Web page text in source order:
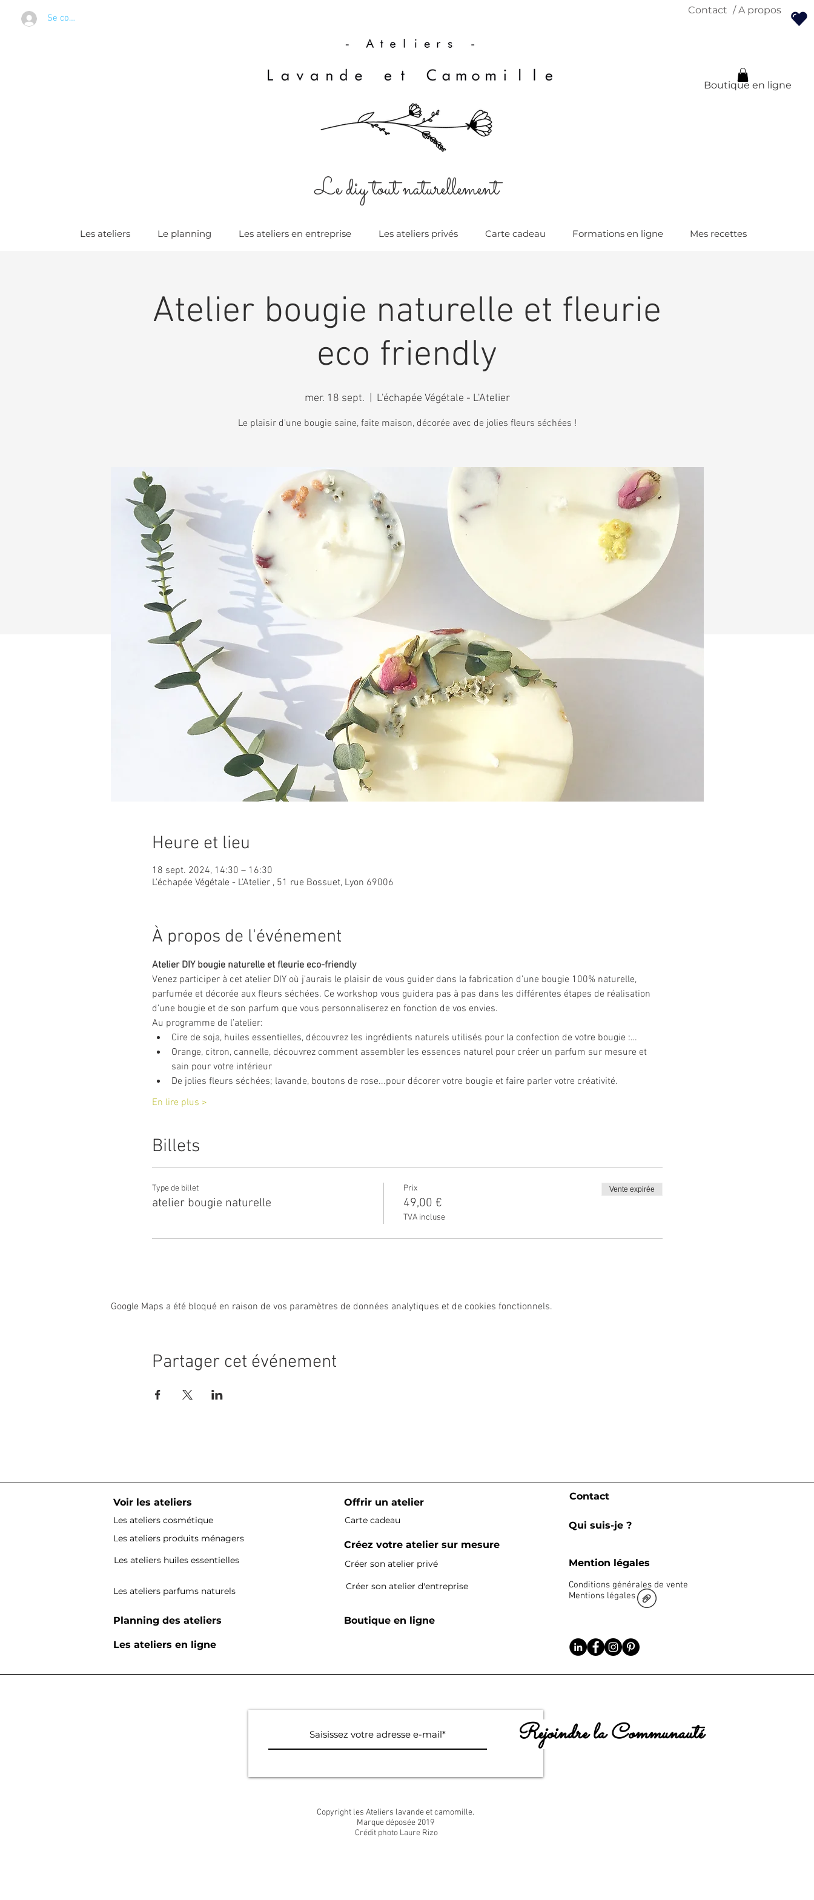
Se connecter
Contact / A propos
Boutique en ligne
Le diy tout naturellement
Les ateliers Le planning Les ateliers en entreprise Les ateliers privés Carte cadeau Formations en ligne Mes recettes
Atelier bougie naturelle et fleurie
eco friendly
mer. 18 sept. L'échapée Végétale - L'Atelier
Le plaisir d'une bougie saine, faite maison, décorée avec de jolies fleurs séchées !
Heure et lieu
18 sept. 2024, 14:30 – 16:30
L'échapée Végétale - L'Atelier , 51 rue Bossuet, Lyon 69006
À propos de l'événement
Atelier DIY bougie naturelle et fleurie eco-friendly
Venez participer à cet atelier DIY où j'aurais le plaisir de vous guider dans la fabrication d’une bougie 100% naturelle,
parfumée et décorée aux fleurs séchées. Ce workshop vous guidera pas à pas dans les différentes étapes de réalisation
d’une bougie et de son parfum que vous personnaliserez en fonction de vos envies.
Au programme de l’atelier:
Cire de soja, huiles essentielles, découvrez les ingrédients naturels utilisés pour la confection de votre bougie :…
Orange, citron, cannelle, découvrez comment assembler les essences naturel pour créer un parfum sur mesure et
sain pour votre intérieur
De jolies fleurs séchées; lavande, boutons de rose...pour décorer votre bougie et faire parler votre créativité.
En lire plus >
Billets
Type de billet
atelier bougie naturelle
Prix
49,00 €
TVA incluse
Vente expirée
Google Maps a été bloqué en raison de vos paramètres de données analytiques et de cookies fonctionnels.
Partager cet événement
Voir les ateliers
Les ateliers cosmétique
Les ateliers produits ménagers
Les ateliers huiles essentielles
Les ateliers parfums naturels
Planning des ateliers
Offrir un atelier
Carte cadeau
Créez votre atelier sur mesure
Créer son atelier privé
Créer son atelier d'entreprise
Boutique en ligne
Les ateliers en ligne
Contact
Qui suis-je ?
Mention légales
Conditions générales de vente
Mentions légales
Rejoindre la Communauté
Copyright les Ateliers lavande et camomille.
Marque déposée 2019
Crédit photo Laure Rizo